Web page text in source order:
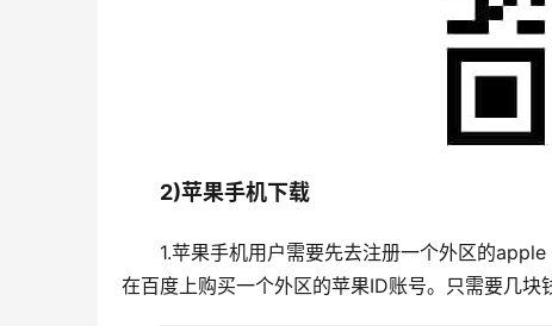
2)苹果手机下载
1.苹果手机用户需要先去注册一个外区的
在百度上购买一个外区的苹果ID账号。只需要几块